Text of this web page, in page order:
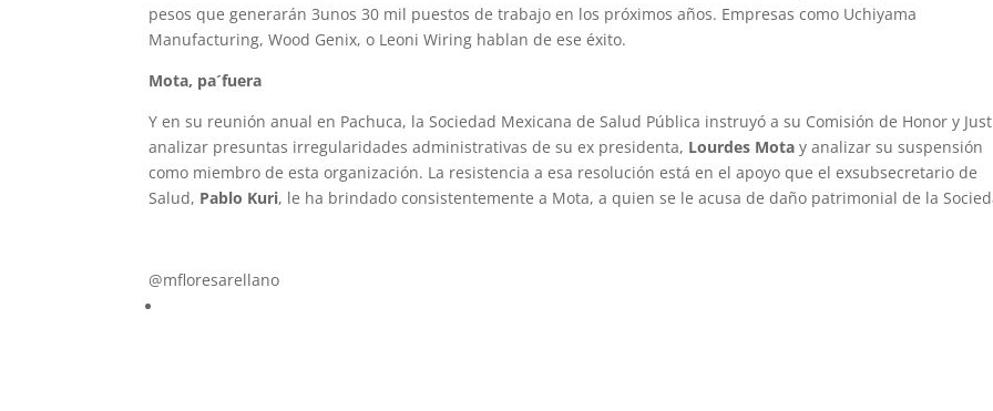
pesos que generarán 3unos 30 mil puestos de trabajo en los próximos años. Empresas como Uchiyama
Manufacturing, Wood Genix, o Leoni Wiring hablan de ese éxito.
Mota, pa´fuera
Y en su reunión anual en Pachuca, la Sociedad Mexicana de Salud Pública instruyó a su Comisión de Honor y
analizar presuntas irregularidades administrativas de su ex presidenta, Lourdes Mota y analizar su suspensión
como miembro de esta organización. La resistencia a esa resolución está en el apoyo que el exsubsecretario de
Salud, Pablo Kuri, le ha brindado consistentemente a Mota, a quien se le acusa de daño patrimonial de la
@mfloresarellano